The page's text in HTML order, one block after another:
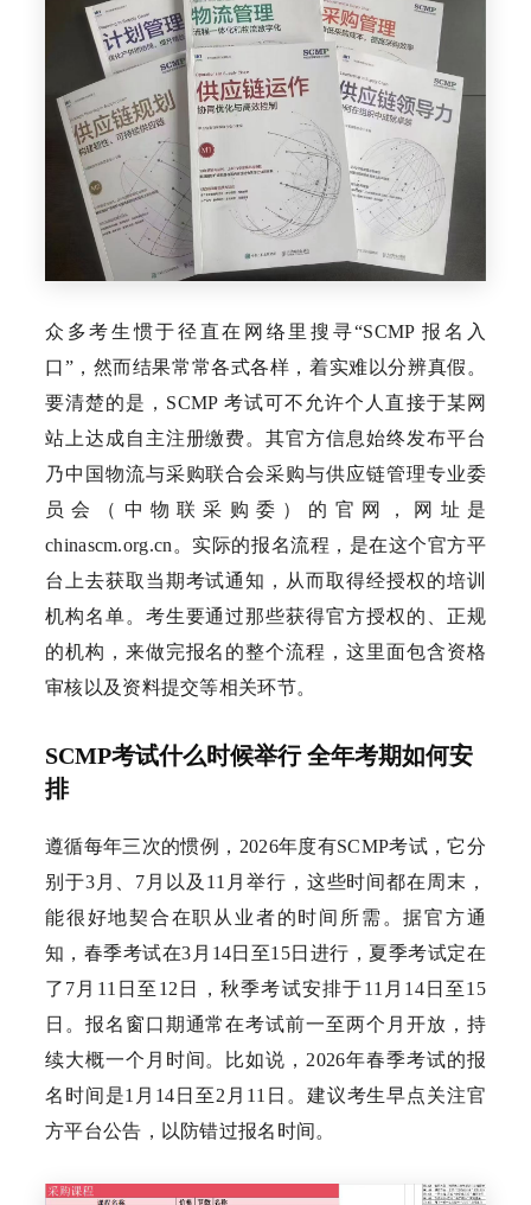
众多考生惯于径直在网络里搜寻“SCMP 报名入
口”，然而结果常常各式各样，着实难以分辨真假。
要清楚的是，SCMP 考试可不允许个人直接于某网
站上达成自主注册缴费。其官方信息始终发布平台
乃中国物流与采购联合会采购与供应链管理专业委
员会（中物联采购委）的官网，网址是
chinascm.org.cn。实际的报名流程，是在这个官方平
台上去获取当期考试通知，从而取得经授权的培训
机构名单。考生要通过那些获得官方授权的、正规
的机构，来做完报名的整个流程，这里面包含资格
审核以及资料提交等相关环节。
SCMP考试什么时候举行 全年考期如何安
排
遵循每年三次的惯例，2026年度有SCMP考试，它分
别于3月、7月以及11月举行，这些时间都在周末，
能很好地契合在职从业者的时间所需。据官方通
知，春季考试在3月14日至15日进行，夏季考试定在
了7月11日至12日，秋季考试安排于11月14日至15
日。报名窗口期通常在考试前一至两个月开放，持
续大概一个月时间。比如说，2026年春季考试的报
名时间是1月14日至2月11日。建议考生早点关注官
方平台公告，以防错过报名时间。